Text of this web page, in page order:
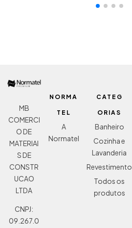
MB
COMERCI
O DE
MATERIAI
S DE
CONSTR
UCAO
LTDA
CNPJ:
09.267.0
NORMA
TEL
A
Normatel
CATEG
ORIAS
Banheiro
Cozinha e
Lavanderia
Revestimento
Todos os
produtos